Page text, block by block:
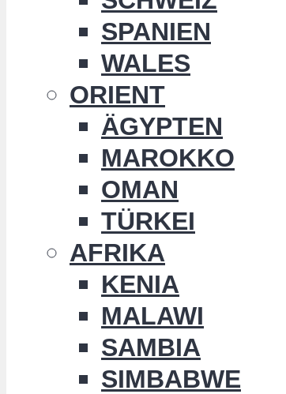
SPANIEN
WALES
ORIENT
ÄGYPTEN
MAROKKO
OMAN
TÜRKEI
AFRIKA
KENIA
MALAWI
SAMBIA
SIMBABWE